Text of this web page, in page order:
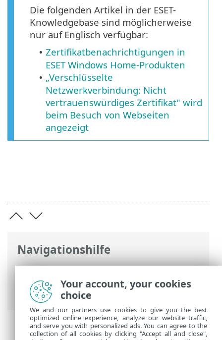
Navigationshilfe
ESET Online-Hilfe>ESET NOD32 Antivirus
Erweiterte Einstellungen>
Schutzfunktionen
> SSL/TLS
Die folgenden Artikel in der ESET-
Knowledgebase sind möglicherweise
nur auf Englisch verfügbar:
• Zertifikatbenachrichtigungen in
ESET Windows Home-Produkten
• „Verschlüsselte
Netzwerkverbindung: Nicht
vertrauenswürdiges Zertifikat" wird
beim Besuch von Webseiten
angezeigt
Your account, your cookies
choice
We and our partners use cookies to give you the best
optimized online experience, analyze our website traffic,
and serve you with personalized ads. You can agree to the
collection of all cookies by clicking "Accept all and close",